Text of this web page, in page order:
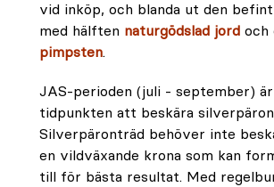
vid inköp, och blanda ut den
med hälften naturgödslad jord och
pimpsten.
JAS-perioden (juli - september)
tidpunkten att beskära
Silverpäronträd behöver inte
en vildväxande krona som kan
till för bästa resultat. Med